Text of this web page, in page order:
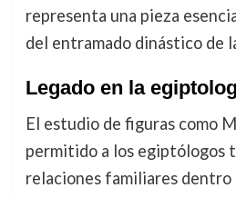
representa una pieza
del entramado dinástico de
Legado en la
El estudio de figuras como
permitido a los egiptólogos
relaciones familiares dentro